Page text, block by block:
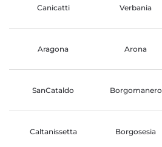
Canicatti Verbania
Aragona Arona
SanCataldo Borgomanero
Caltanissetta Borgosesia